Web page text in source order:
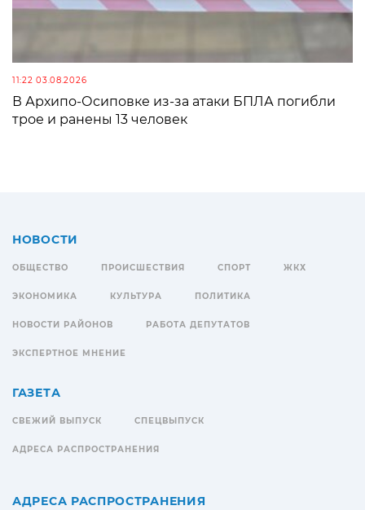
11:22 03.08.2026
В Архипо-Осиповке из-за атаки БПЛА погибли
трое и ранены 13 человек
НОВОСТИ
ОБЩЕСТВО ПРОИСШЕСТВИЯ СПОРТ ЖКХ
ЭКОНОМИКА КУЛЬТУРА ПОЛИТИКА
НОВОСТИ РАЙОНОВ РАБОТА ДЕПУТАТОВ
ЭКСПЕРТНОЕ МНЕНИЕ
ГАЗЕТА
СВЕЖИЙ ВЫПУСК СПЕЦВЫПУСК
АДРЕСА РАСПРОСТРАНЕНИЯ
АДРЕСА РАСПРОСТРАНЕНИЯ